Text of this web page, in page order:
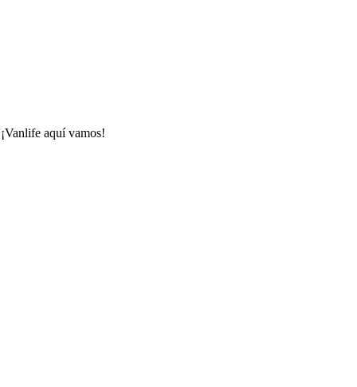
aquí vamos!